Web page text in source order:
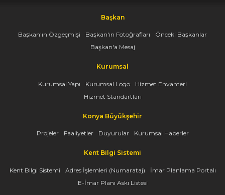
Başkan
Başkan'ın Özgeçmişi Başkan'ın Fotoğrafları
Önceki Başkanlar
Başkan'a Mesaj
Kurumsal
Kurumsal Yapı Kurumsal Logo
Hizmet Envanteri
Hizmet Standartları
Konya Büyükşehir
Projeler Faaliyetler Duyurular Kurumsal Haberler
Kent Bilgi Sistemi
Kent Bilgi Sistemi Adres İşlemleri (Numarataj)
İmar Planlama Portalı
E-İmar Planı Askı Listesi